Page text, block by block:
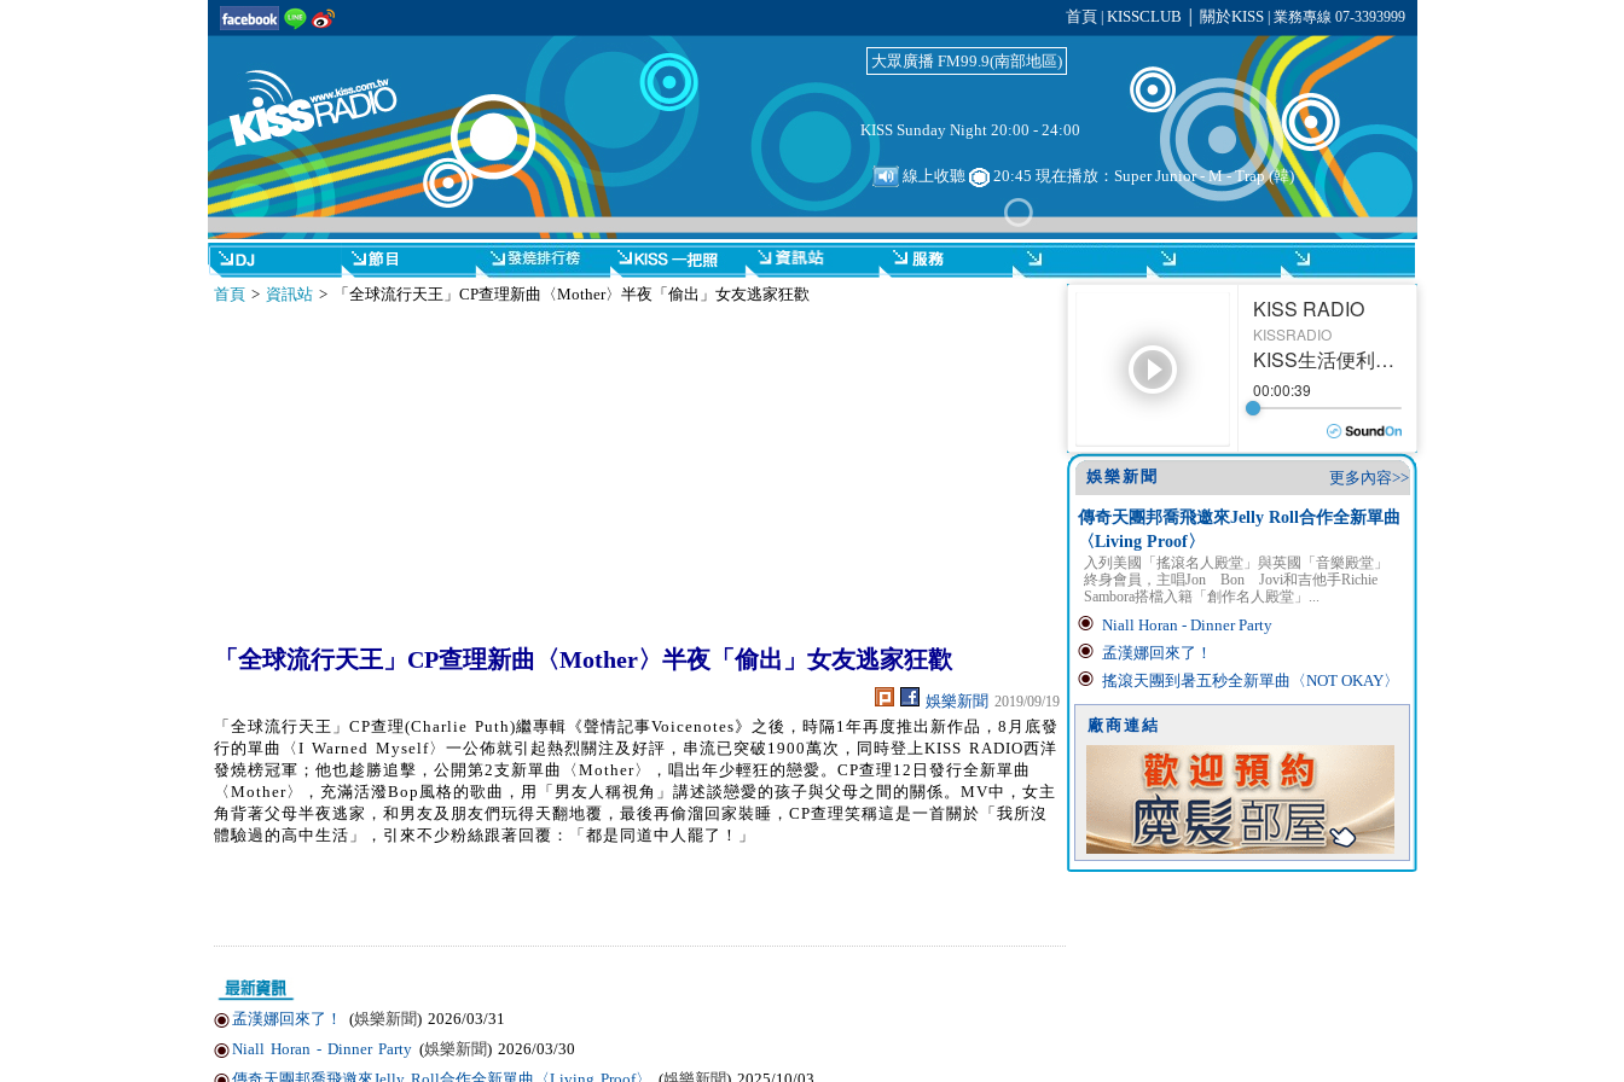
首頁 KISSCLUB 關於KISS| 業務專線 07-3393999
大眾廣播 FM99.9(南部地區)
KISS Sunday Night 20:00 - 24:00
線上收聽 20:45 現在播放：Super Junior - M - Trap (韓)
首頁> 資訊站> 「全球流行天王」CP查理新曲〈Mother〉半夜「偷出」女友逃家狂歡
「全球流行天王」CP查理新曲〈Mother〉半夜「偷出」女友逃家狂歡
娛樂新聞 2019/09/19
「全球流行天王」CP查理(Charlie Puth)繼專輯《聲情記事Voicenotes》之後，時隔1年再度推出新作品，8月底發
行的單曲〈I Warned Myself〉一公佈就引起熱烈關注及好評，串流已突破1900萬次，同時登上KISS RADIO西洋
發燒榜冠軍；他也趁勝追擊，公開第2支新單曲〈Mother〉，唱出年少輕狂的戀愛。CP查理12日發行全新單曲
〈Mother〉，充滿活潑Bop風格的歌曲，用「男友人稱視角」講述談戀愛的孩子與父母之間的關係。MV中，女主
角背著父母半夜逃家，和男友及朋友們玩得天翻地覆，最後再偷溜回家裝睡，CP查理笑稱這是一首關於「我所沒
體驗過的高中生活」，引來不少粉絲跟著回覆：「都是同道中人罷了！」
孟漢娜回來了！ (娛樂新聞) 2026/03/31
Niall Horan - Dinner Party (娛樂新聞) 2026/03/30
更多內容>>
娛樂新聞
傳奇天團邦喬飛邀來Jelly Roll合作全新單曲
〈Living Proof〉
入列美國「搖滾名人殿堂」與英國「音樂殿堂」
終身會員，主唱Jon Bon Jovi和吉他手Richie
Sambora搭檔入籍「創作名人殿堂」...
Niall Horan - Dinner Party
孟漢娜回來了！
搖滾天團到暑五秒全新單曲〈NOT OKAY〉
廠商連結